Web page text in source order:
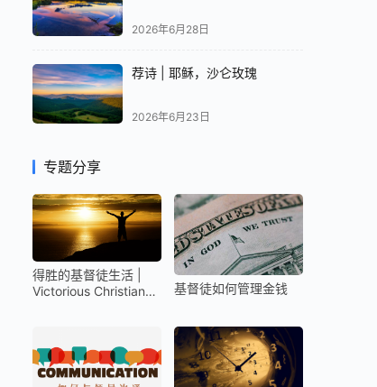
2026年6月28日
荐诗 | 耶稣，沙仑玫瑰
2026年6月23日
专题分享
得胜的基督徒生活 |
Victorious Christian
基督徒如何管理金钱